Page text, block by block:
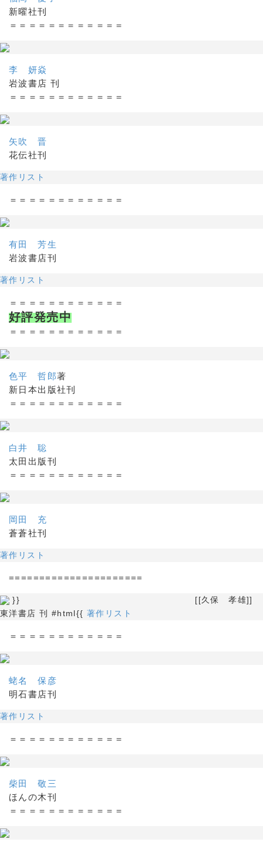
新曜社刊
＝＝＝＝＝＝＝＝＝＝＝＝
李 妍焱
岩波書店 刊
＝＝＝＝＝＝＝＝＝＝＝＝
矢吹 晋
花伝社刊
著作リスト
＝＝＝＝＝＝＝＝＝＝＝＝
有田 芳生
岩波書店刊
著作リスト
＝＝＝＝＝＝＝＝＝＝＝＝
好評発売中
＝＝＝＝＝＝＝＝＝＝＝＝
色平 哲郎著
新日本出版社刊
＝＝＝＝＝＝＝＝＝＝＝＝
白井 聡
太田出版刊
＝＝＝＝＝＝＝＝＝＝＝＝
岡田 充
蒼蒼社刊
著作リスト
======================
}} [[久保 孝雄]]
東洋書店 刊 #html{{ 著作リスト
＝＝＝＝＝＝＝＝＝＝＝＝
蛯名 保彦
明石書店刊
著作リスト
＝＝＝＝＝＝＝＝＝＝＝＝
柴田 敬三
ほんの木刊
＝＝＝＝＝＝＝＝＝＝＝＝